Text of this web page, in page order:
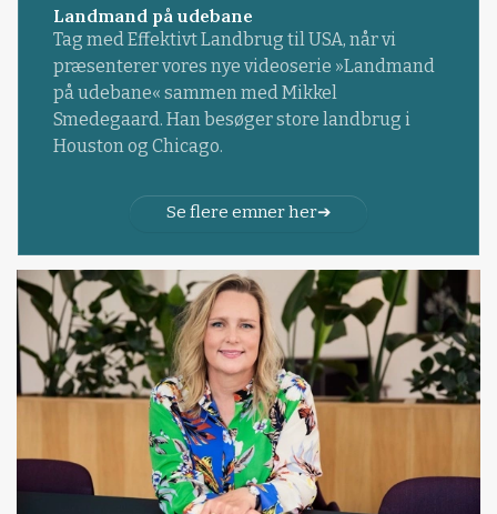
Landmand på udebane
Tag med Effektivt Landbrug til USA, når vi
præsenterer vores nye videoserie »Landmand
på udebane« sammen med Mikkel
Smedegaard. Han besøger store landbrug i
Houston og Chicago.
Se flere emner her